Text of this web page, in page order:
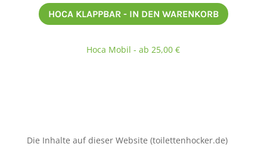
HOCA KLAPPBAR - IN DEN WARENKORB
Hoca Mobil - ab 25,00 €
Die Inhalte auf dieser Website (toilettenhocker.de)